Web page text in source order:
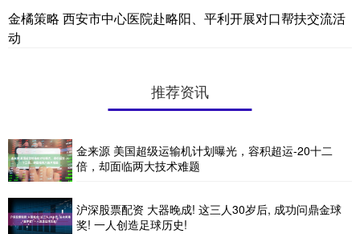
金橘策略 西安市中心医院赴略阳、平利开展对口帮扶交流活
动
推荐资讯
金来源 美国超级运输机计划曝光，容积超运-20十二
倍，却面临两大技术难题
沪深股票配资 大器晚成! 这三人30岁后, 成功问鼎金球
奖! 一人创造足球历史!